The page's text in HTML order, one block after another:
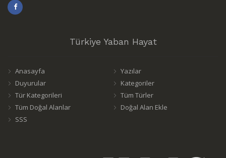
Türkiye Yaban Hayat
Anasayfa
Yazılar
Duyurular
Kategoriler
Tür Kategorileri
Tüm Türler
Tüm Doğal Alanlar
Doğal Alan Ekle
SSS